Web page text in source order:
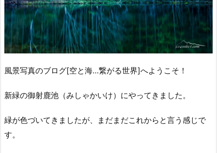
風景写真のブログ[空と海…繋がる世界]へようこそ！
新緑の御射鹿池（みしゃかいけ）にやってきました。
緑が色づいてきましたが、まだまだこれからと言う感じで
す。